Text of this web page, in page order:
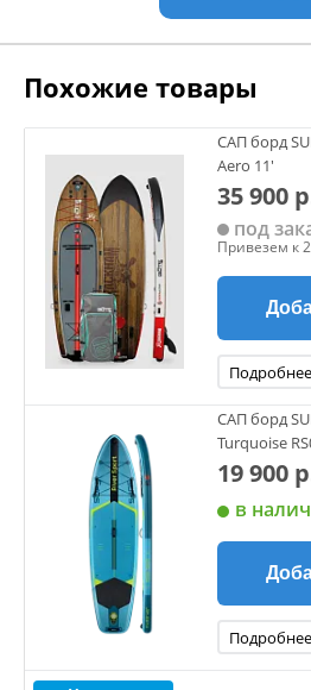
Похожие товары
САП борд
Aero 11'
35 900
под
Привезем к
Подробнее
САП борд
Turquoise
19 900
в
Подробнее